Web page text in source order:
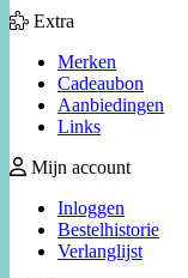
Extra
Merken
Cadeaubon
Aanbiedingen
Links
Mijn account
Inloggen
Bestelhistorie
Verlanglijst